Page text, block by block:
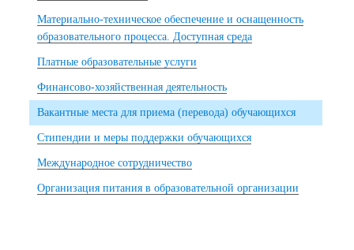
Материально-техническое обеспечение и оснащенность
образовательного процесса. Доступная среда
Платные образовательные услуги
Финансово-хозяйственная деятельность
Вакантные места для приема (перевода) обучающихся
Стипендии и меры поддержки обучающихся
Международное сотрудничество
Организация питания в образовательной организации